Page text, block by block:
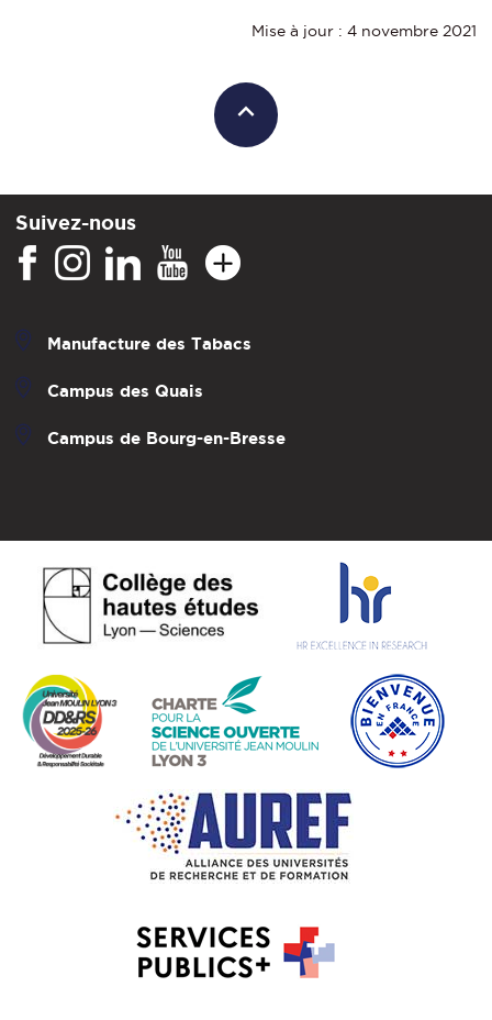
Mise à jour : 4 novembre 2021
Suivez-nous
Manufacture des Tabacs
Campus des Quais
Campus de Bourg-en-Bresse